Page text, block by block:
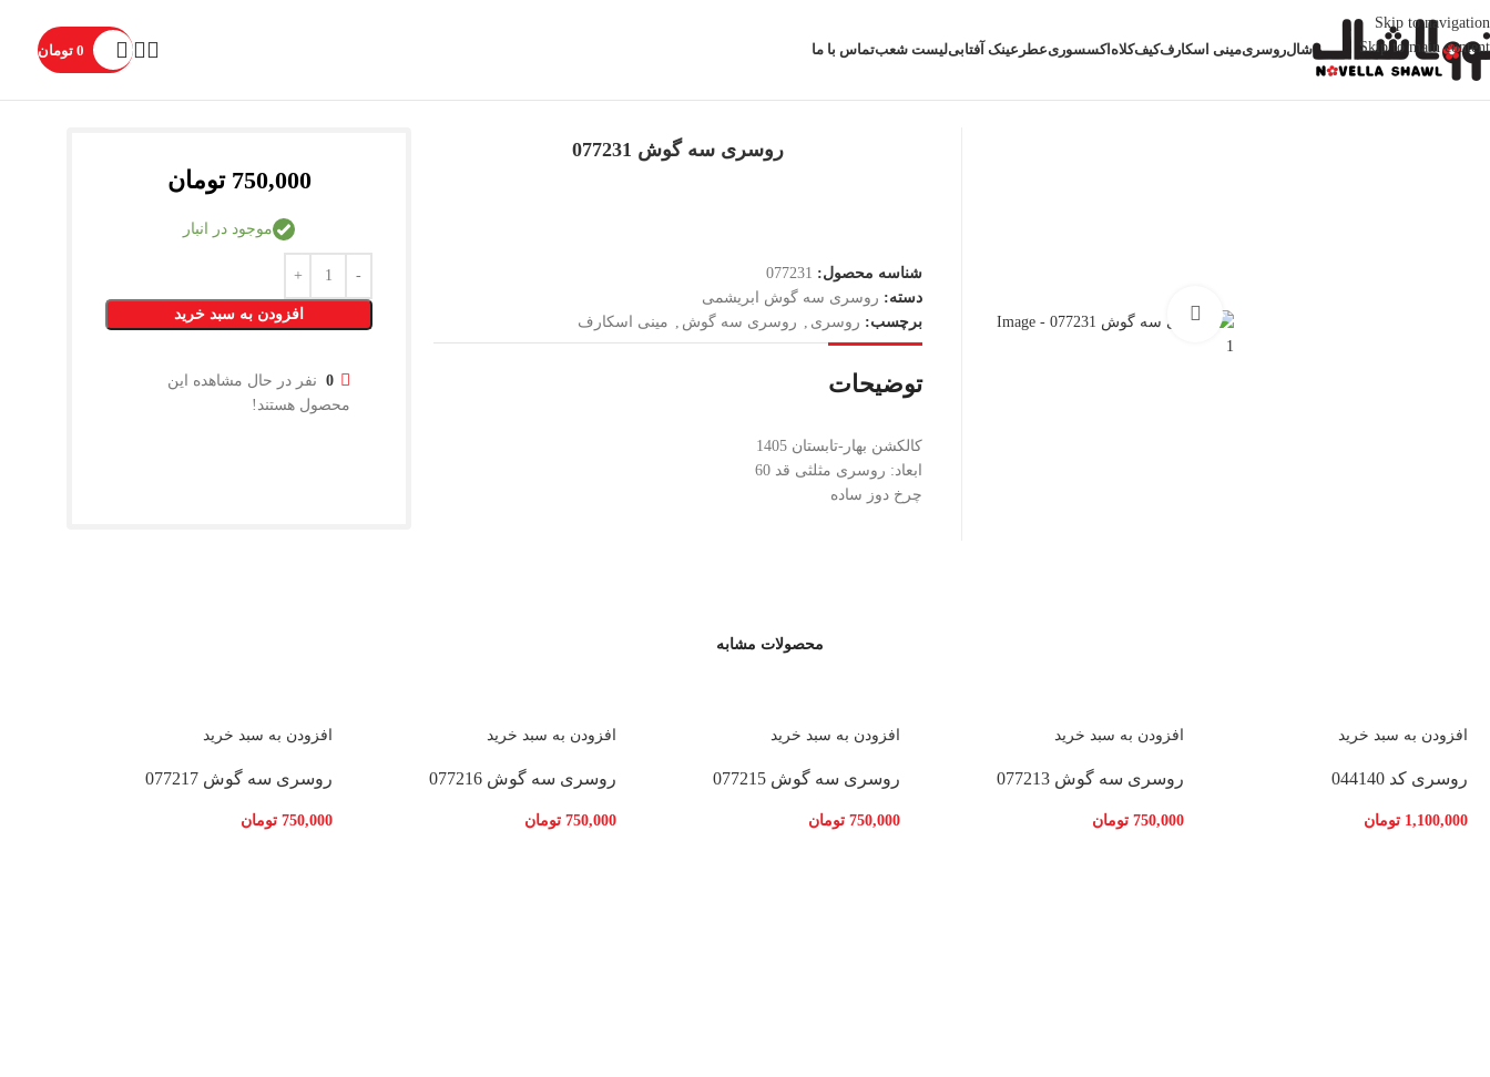
Skip to navigation
Skip to main content
شالروسریمینی اسکارفکیفکلاه اکسسوریعطر عینک آفتابیلیست شعبتماس با ما 0 تومان
بزرگنمایی تصویر
روسری سه گوش 077231
شناسه محصول: 077231
دسته: روسری سه گوش ابریشمی
برچسب: روسری , روسری سه گوش , مینی اسکارف
توضیحات
کالکشن بهار-تابستان 1405
ابعاد: روسری مثلثی قد 60
چرخ دوز ساده
750,000 تومان
موجود در انبار
افزودن به سبد خرید
0
نفر در حال مشاهده این
محصول هستند!
محصولات مشابه
افزودن به سبد خرید
روسری کد 044140
1,100,000 تومان
افزودن به سبد خرید
روسری سه گوش 077213
750,000 تومان
افزودن به سبد خرید
روسری سه گوش 077215
750,000 تومان
افزودن به سبد خرید
روسری سه گوش 077216
750,000 تومان
افزودن به سبد خرید
روسری سه گوش 077217
750,000 تومان